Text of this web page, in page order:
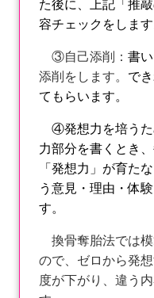
た後に、上記「推
容チェックをします
③自己添削： 書い
添削をします。 で
てもらいます。
④発想力を培うた
力部分を書くとき
「発想力」が育た
う意見・理由・体
す。
換骨奪胎法では模
ので、ゼロから発
度が下がり、違う